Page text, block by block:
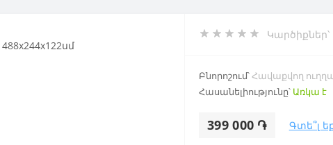
Կարծիքներ՝
Բնորոշում՝Հավաքվող
Հասանելիությունը՝ Առկա է
399 000 ֏ Գտե՞լ